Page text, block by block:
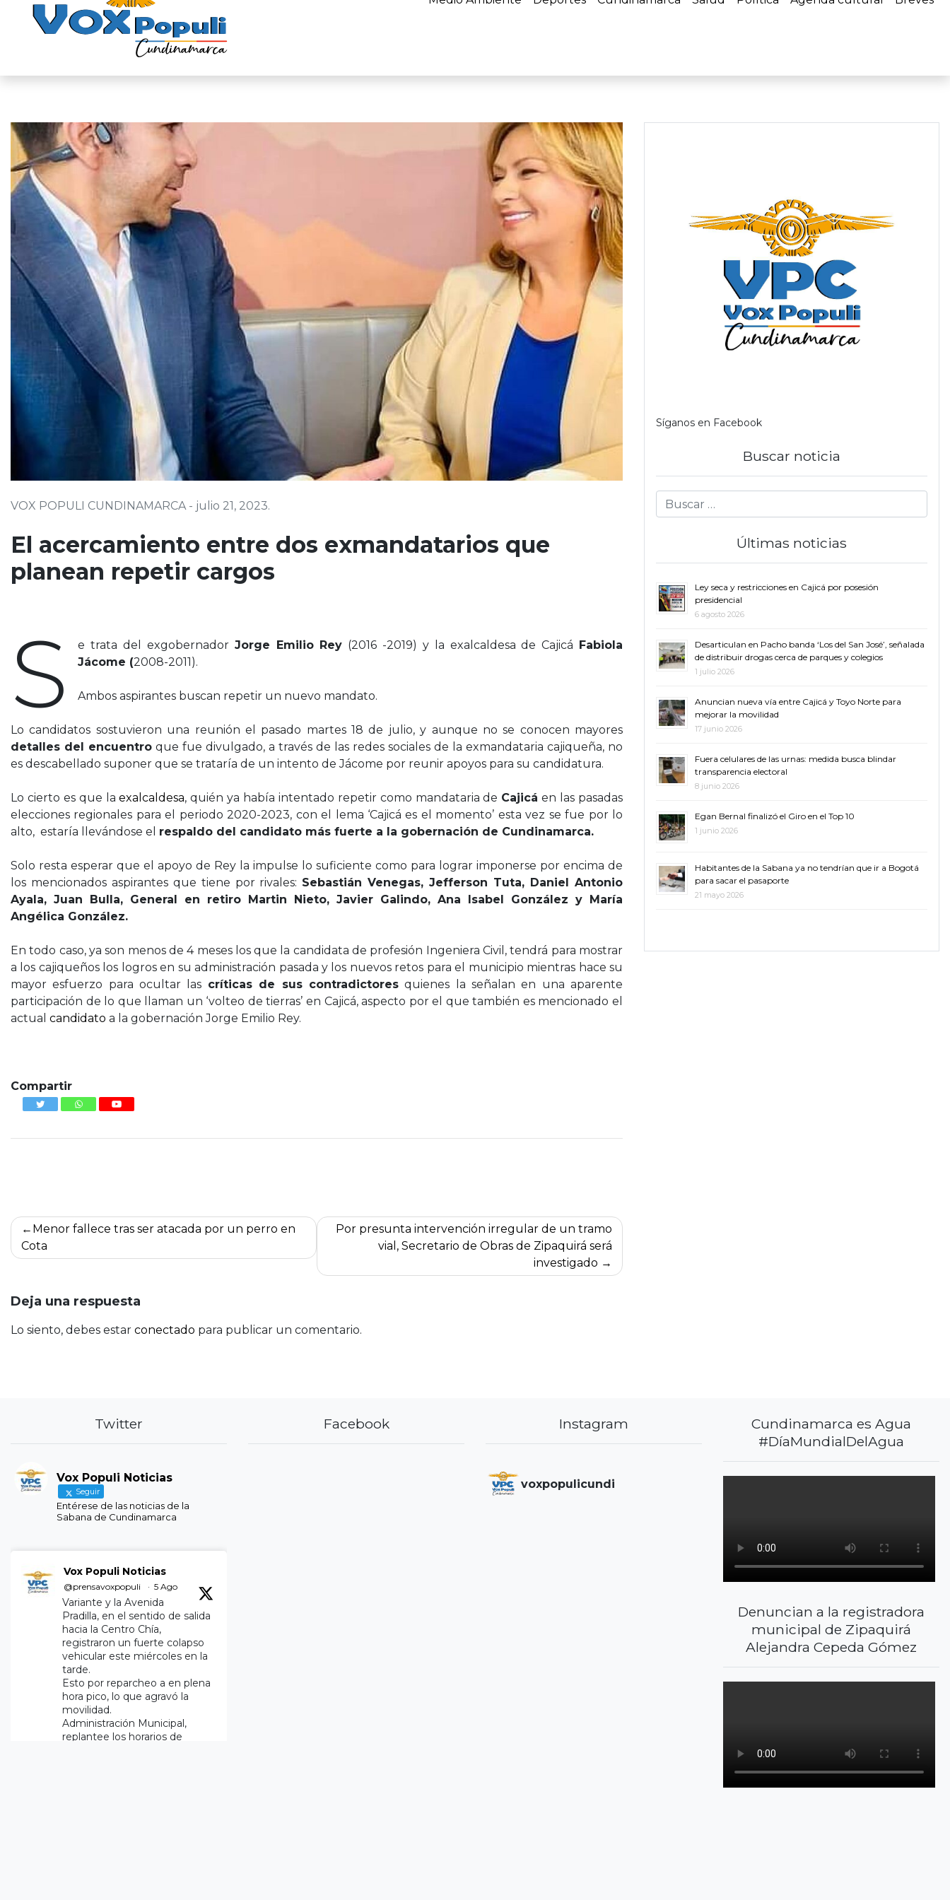
VOX POPULI CUNDINAMARCA - julio 21, 2023.
El acercamiento entre dos exmandatarios que
planean repetir cargos
S e trata del exgobernador Jorge Emilio Rey (2016 -2019) y la exalcaldesa de Cajicá
Fabiola
Jácome (2008-2011).
Ambos aspirantes buscan repetir un nuevo mandato.
Lo candidatos sostuvieron una reunión el pasado martes 18 de julio, y aunque no se conocen mayores
detalles del encuentro que fue divulgado, a través de las redes sociales de la exmandataria cajiqueña, no
es descabellado suponer que se trataría de un intento de Jácome por reunir apoyos para su candidatura.
Lo cierto es que laexalcaldesa, quién ya había intentado repetir como mandataria de Cajicá en las pasadas
elecciones regionales para el periodo 2020-2023, con el lema ‘Cajicá es el momento’ esta vez se fue por lo
alto, estaría llevándose el respaldo del candidato más fuerte a la gobernación de Cundinamarca.
Solo resta esperar que el apoyo de Rey la impulse lo suficiente como para lograr imponerse por encima de
los mencionados aspirantes que tiene por rivales: Sebastián Venegas, Jefferson Tuta, Daniel Antonio
Ayala, Juan Bulla, General en retiro Martin Nieto, Javier Galindo, Ana Isabel González y María
Angélica González.
En todo caso, ya son menos de 4 meses los que la candidata de profesión Ingeniera Civil, tendrá para mostrar
a los cajiqueños los logros en su administración pasada y los nuevos retos para el municipio mientras hace su
mayor esfuerzo para ocultar las críticas de sus contradictoresquienes la señalan en una aparente
participación de lo que llaman un ‘volteo de tierras’ en Cajicá, aspecto por el que también es mencionado el
actual candidato a la gobernación Jorge Emilio Rey.
Compartir
Navegación
de
Menor fallece tras ser atacada por un perro en
Cota
Por presunta intervención irregular de un tramo
vial, Secretario de Obras de Zipaquirá será
investigado
Deja una respuesta
Lo siento, debes estar conectado para publicar un comentario.
Síganos en Facebook
Buscar noticia
Últimas noticias
Ley seca y restricciones en Cajicá por posesión
presidencial
6 agosto 2026
Desarticulan en Pacho banda ‘Los del San José’, señalada
de distribuir drogas cerca de parques y colegios
1 julio 2026
Anuncian nueva vía entre Cajicá y Toyo Norte para
mejorar la movilidad
17 junio 2026
Fuera celulares de las urnas: medida busca blindar
transparencia electoral
8 junio 2026
Egan Bernal finalizó el Giro en el Top 10
1 junio 2026
Habitantes de la Sabana ya no tendrían que ir a Bogotá
para sacar el pasaporte
21 mayo 2026
Twitter
Vox Populi Noticias
Seguir
Entérese de las noticias de la
Sabana de Cundinamarca
Vox Populi Noticias
@prensavoxpopuli · 5 Ago
Variante y la Avenida
Pradilla, en el sentido de salida
hacia la Centro Chía,
registraron un fuerte colapso
vehicular este miércoles en la
tarde.
Esto por reparcheo a en plena
hora pico, lo que agravó la
movilidad.
Administración Municipal,
replantee los horarios de
Facebook Instagram
voxpopulicundi
Cundinamarca es Agua
#DíaMundialDelAgua
Denuncian a la registradora
municipal de Zipaquirá
Alejandra Cepeda Gómez